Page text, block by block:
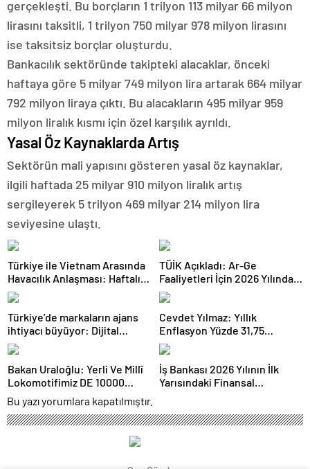
gerçekleşti. Bu borçların 1 trilyon 113 milyar 66 milyon
lirasını taksitli, 1 trilyon 750 milyar 978 milyon lirasını
ise taksitsiz borçlar oluşturdu.
Bankacılık sektöründe takipteki alacaklar, önceki
haftaya göre 5 milyar 749 milyon lira artarak 664 milyar
792 milyon liraya çıktı. Bu alacakların 495 milyar 959
milyon liralık kısmı için özel karşılık ayrıldı.
Yasal Öz Kaynaklarda Artış
Sektörün mali yapısını gösteren yasal öz kaynaklar,
ilgili haftada 25 milyar 910 milyon liralık artış
sergileyerek 5 trilyon 469 milyar 214 milyon lira
seviyesine ulaştı.
Türkiye ile Vietnam Arasında
Havacılık Anlaşması: Haftalık
Sefer Sayısı 42’ye Yükseldi
TÜİK Açıkladı: Ar-Ge
Faaliyetleri İçin 2026 Yılında
308 Milyar Lira Tahsis Edildi
Türkiye’de markaların ajans
ihtiyacı büyüyor: Dijital
reklam yatırımları 158 milyar
TL’yi aştı
Cevdet Yılmaz: Yıllık
Enflasyon Yüzde 31,75
Seviyesine Gerilemiştir
Bakan Uraloğlu: Yerli Ve Millî
Lokomotifimiz DE 10000
Tanzanya’ya İhraç Edildi
İş Bankası 2026 Yılının İlk
Yarısındaki Finansal
Bu yazı yorumlara kapatılmıştır.